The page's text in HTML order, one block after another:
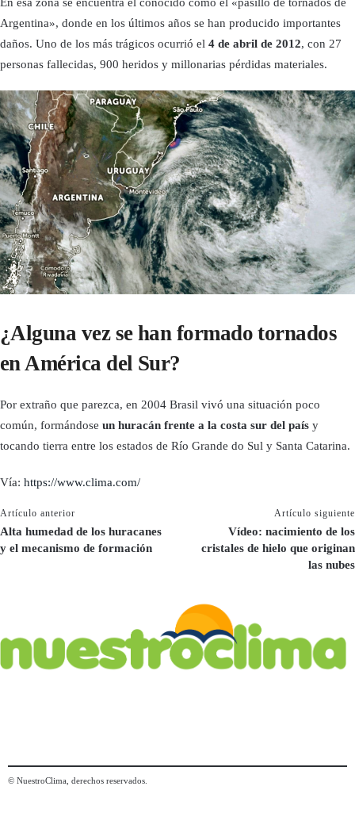
Argentina», donde en los últimos años se han producido importantes
daños. Uno de los más trágicos ocurrió el 4 de abril de 2012, con 27
personas fallecidas, 900 heridos y millonarias pérdidas materiales.
¿Alguna vez se han formado tornados
en América del Sur?
Por extraño que parezca, en 2004 Brasil vivó una situación poco
común, formándose un huracán frente a la costa sur del país y
tocando tierra entre los estados de Río Grande do Sul y Santa Catarina.
Vía: https://www.clima.com/
Artículo anterior
Alta humedad de los huracanes
y el mecanismo de formación
Artículo siguiente
Vídeo: nacimiento de los
cristales de hielo que originan
las nubes
© NuestroClima, derechos reservados.